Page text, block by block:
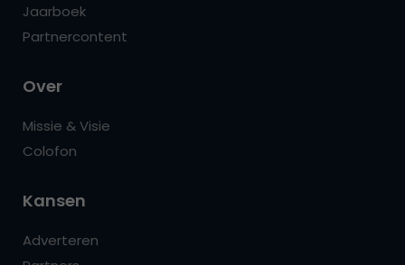
Jaarboek
Partnercontent
Over
Missie & Visie
Colofon
Kansen
Adverteren